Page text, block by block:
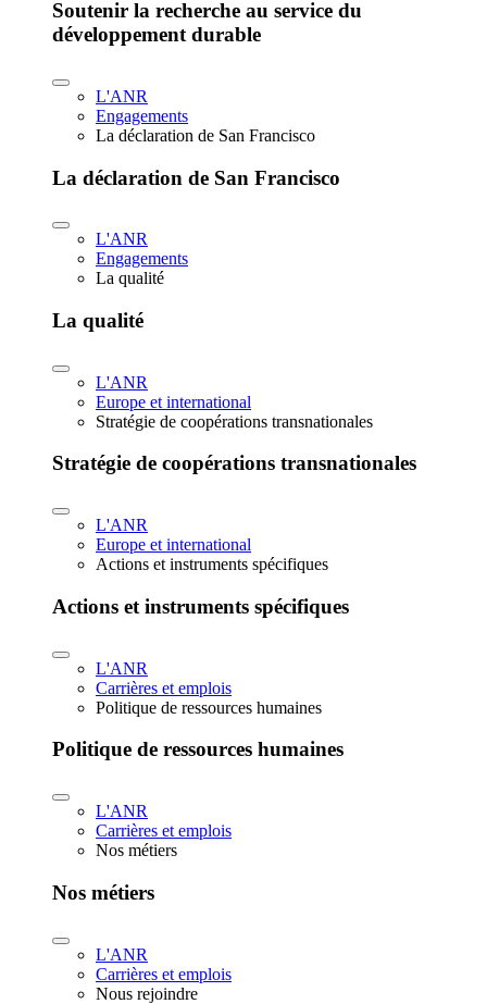
Soutenir la recherche au service du
développement durable
L'ANR
Engagements
La déclaration de San Francisco
La déclaration de San Francisco
L'ANR
Engagements
La qualité
La qualité
L'ANR
Europe et international
Stratégie de coopérations transnationales
Stratégie de coopérations transnationales
L'ANR
Europe et international
Actions et instruments spécifiques
Actions et instruments spécifiques
L'ANR
Carrières et emplois
Politique de ressources humaines
Politique de ressources humaines
L'ANR
Carrières et emplois
Nos métiers
Nos métiers
L'ANR
Carrières et emplois
Nous rejoindre